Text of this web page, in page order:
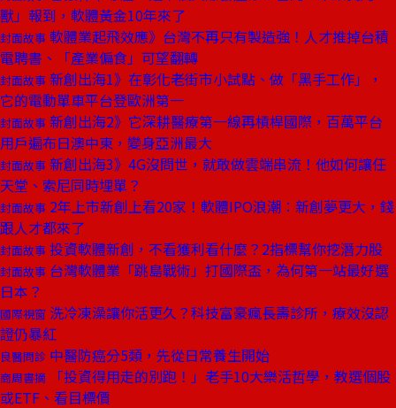
獸」報到，軟體黃金10年來了
封面故事 軟體業起飛效應》台灣不再只有製造強！人才推掉台積
電聘書、「產業偏食」可望翻轉
封面故事 新創出海1》在彰化老街市小試點、做「黑手工作」，
它的電動單車平台登歐洲第一
封面故事 新創出海2》它深耕醫療第一線再槓桿國際，百萬平台
用戶遍布日澳中東，變身亞洲最大
封面故事 新創出海3》4G沒問世，就敢做雲端串流！他如何讓任
天堂、索尼同時埋單？
封面故事 2年上市新創上看20家！軟體IPO浪潮：新創夢更大，錢
跟人才都來了
封面故事 投資軟體新創，不看獲利看什麼？2指標幫你挖潛力股
封面故事 台灣軟體業「跳島戰術」打國際盃，為何第一站最好選
日本？
國際視窗 洗冷凍澡讓你活更久？科技富豪瘋長壽診所，療效沒認
證仍暴紅
良醫問診 中醫防癌分5類，先從日常養生開始
商周書摘
「投資得用走的別跑！」老手10大樂活哲學，教選個股
或ETF、看目標價